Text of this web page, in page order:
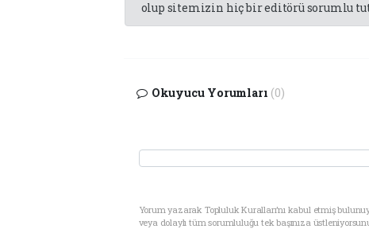
olup sitemizin hiç bir editörü sorumlu
Okuyucu Yorumları (0)
Yorum yazarak Topluluk Kuralları’nı kabul etmiş
veya dolaylı tüm sorumluluğu tek başınıza